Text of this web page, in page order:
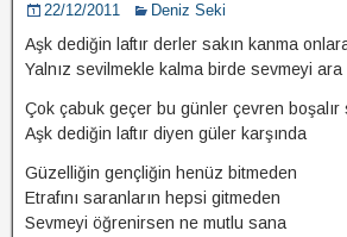
22/12/2011 Deniz Seki
Aşk dediğin laftır derler sakın kanma
Yalnız sevilmekle kalma birde sevmeyi ara
Çok çabuk geçer bu günler çevren boşalır
Aşk dediğin laftır diyen güler karşında
Güzelliğin gençliğin henüz bitmeden
Etrafını saranların hepsi gitmeden
Sevmeyi öğrenirsen ne mutlu sana